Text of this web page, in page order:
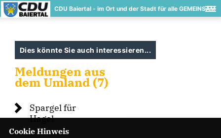
CDU Baiertal - im Ort und der Stadt für alle GEMEINSAM
Dies könnte Sie auch interessieren...
Meldungen aus
dem Umland (7)
Spargel für
Hagel
Cookie Hinweis